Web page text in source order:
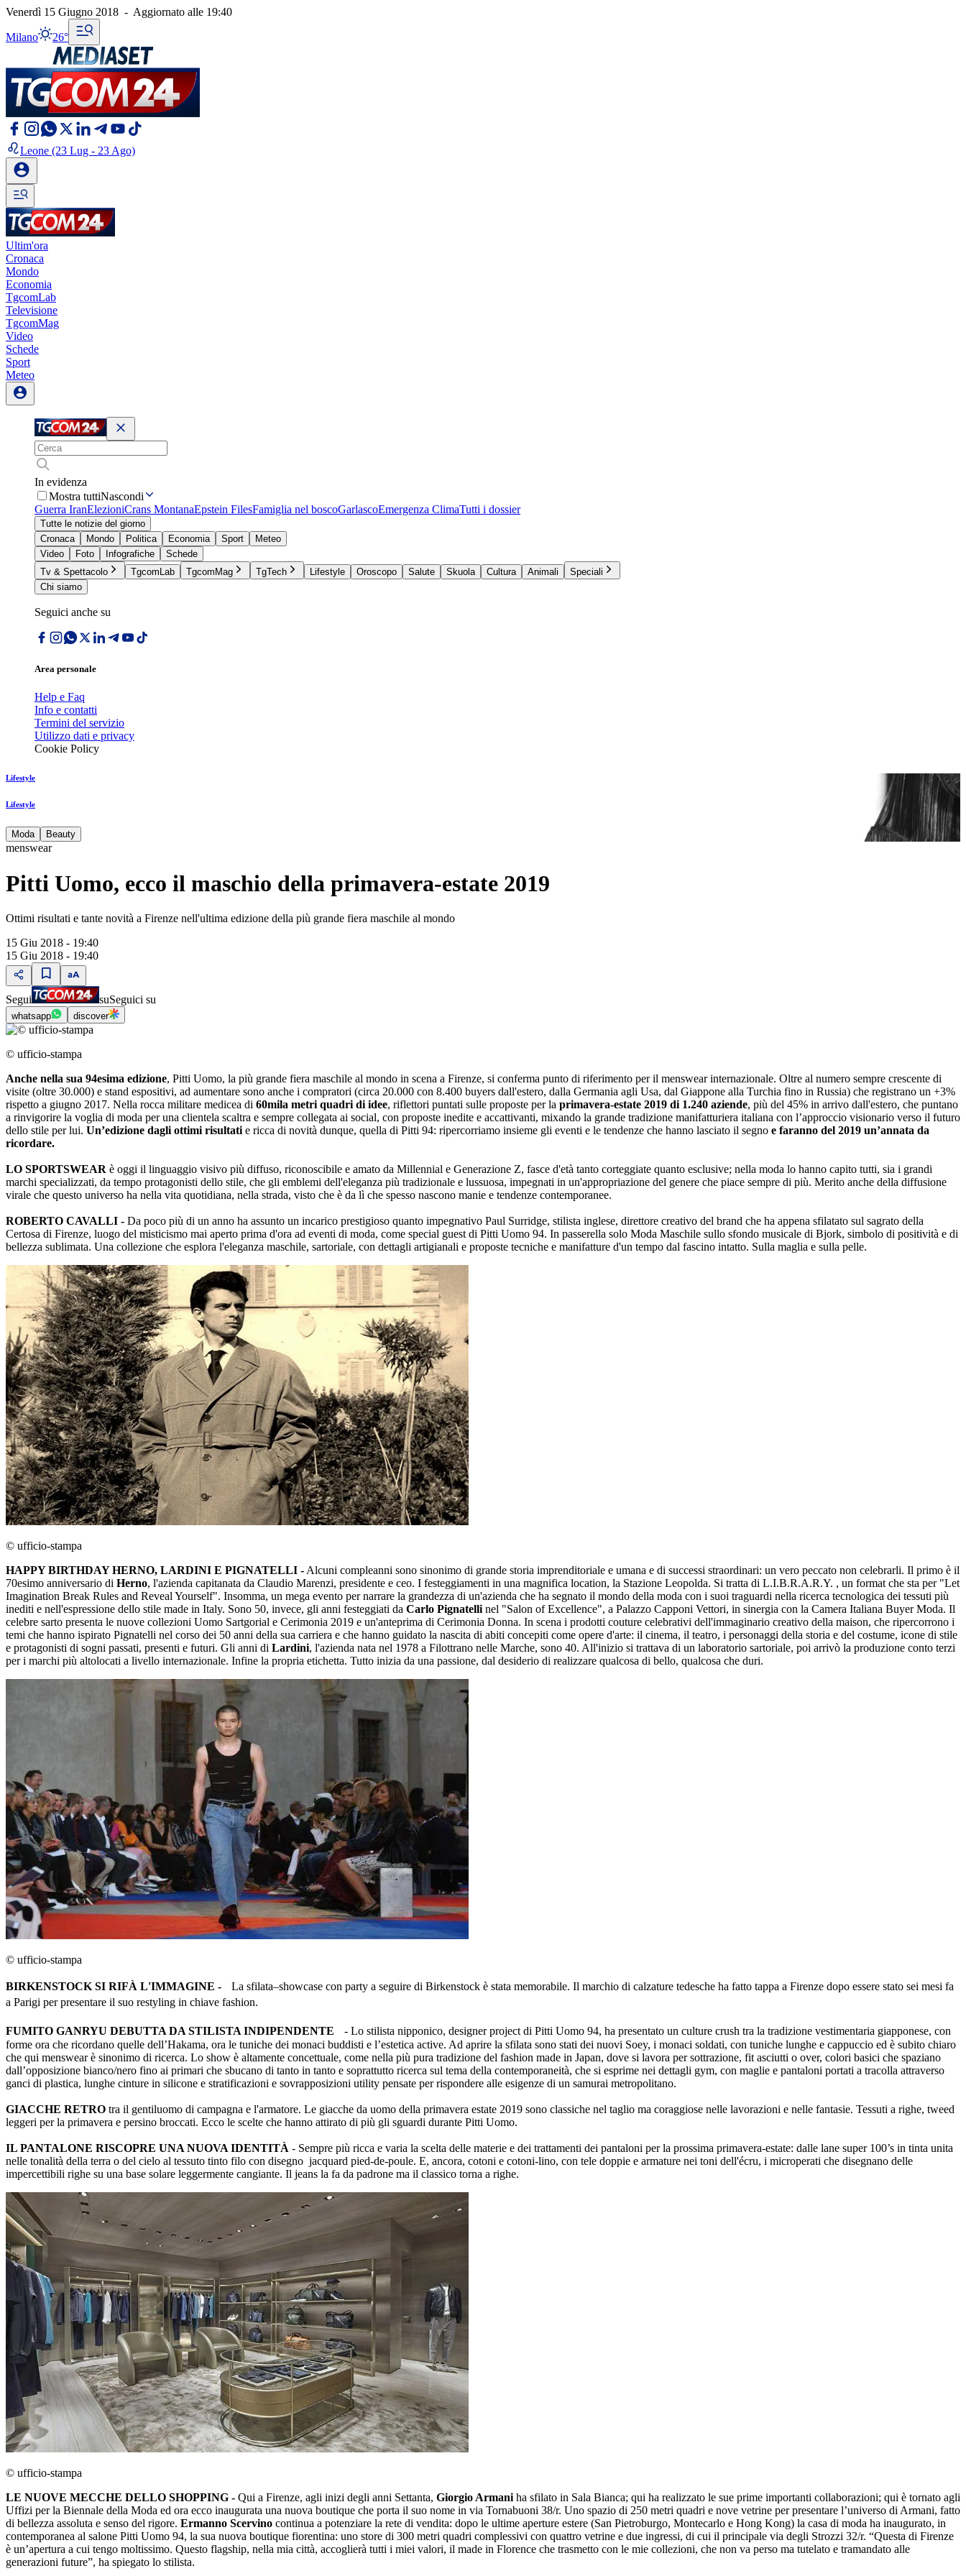
Venerdì 15 Giugno 2018 - Aggiornato alle 19:40
Milano 26°
Leone (23 Lug - 23 Ago)
Ultim'ora
Cronaca
Mondo
Economia
TgcomLab
Televisione
TgcomMag
Video
Schede
Sport
Meteo
In evidenza
Mostra tuttiNascondi
Guerra IranElezioniCrans MontanaEpstein FilesFamiglia nel boscoGarlascoEmergenza ClimaTutti i dossier
Tutte le notizie del giorno
Cronaca
Mondo Politica Economia Sport
Meteo
Video
Foto Infografiche
Schede
Tv & Spettacolo
TgcomLab TgcomMag TgTech Lifestyle Oroscopo Salute Skuola Cultura Animali
Speciali
Chi siamo
Seguici anche su
Area personale
Help e Faq
Info e contatti
Termini del servizio
Utilizzo dati e privacy
Cookie Policy
Lifestyle
Lifestyle
Moda Beauty
menswear
Pitti Uomo, ecco il maschio della primavera-estate 2019
Ottimi risultati e tante novità a Firenze nell'ultima edizione della più grande fiera maschile al mondo
15 Giu 2018 - 19:40
15 Giu 2018 - 19:40
Segui suSeguici su
whatsapp discover
© ufficio-stampa
Anche nella sua 94esima edizione, Pitti Uomo, la più grande fiera maschile al mondo in scena a Firenze, si conferma punto di riferimento per il menswear internazionale. Oltre al numero sempre crescente di
visite (oltre 30.000) e stand espositivi, ad aumentare sono anche i compratori (circa 20.000 con 8.400 buyers dall'estero, dalla Germania agli Usa, dal Giappone alla Turchia fino in Russia) che registrano un +3%
rispetto a giugno 2017. Nella rocca militare medicea di 60mila metri quadri di idee, riflettori puntati sulle proposte per la primavera-estate 2019 di 1.240 aziende, più del 45% in arrivo dall'estero, che puntano
a rinvigorire la voglia di moda per una clientela scaltra e sempre collegata ai social, con proposte inedite e accattivanti, mixando la grande tradizione manifatturiera italiana con l’approccio visionario verso il futuro
dello stile per lui. Un’edizione dagli ottimi risultati e ricca di novità dunque, quella di Pitti 94: ripercorriamo insieme gli eventi e le tendenze che hanno lasciato il segno e faranno del 2019 un’annata da
ricordare.
LO SPORTSWEAR è oggi il linguaggio visivo più diffuso, riconoscibile e amato da Millennial e Generazione Z, fasce d'età tanto corteggiate quanto esclusive; nella moda lo hanno capito tutti, sia i grandi
marchi specializzati, da tempo protagonisti dello stile, che gli emblemi dell'eleganza più tradizionale e lussuosa, impegnati in un'appropriazione del genere che piace sempre di più. Merito anche della diffusione
virale che questo universo ha nella vita quotidiana, nella strada, visto che è da lì che spesso nascono manie e tendenze contemporanee.
ROBERTO CAVALLI - Da poco più di un anno ha assunto un incarico prestigioso quanto impegnativo Paul Surridge, stilista inglese, direttore creativo del brand che ha appena sfilatato sul sagrato della
Certosa di Firenze, luogo del misticismo mai aperto prima d'ora ad eventi di moda, come special guest di Pitti Uomo 94. In passerella solo Moda Maschile sullo sfondo musicale di Bjork, simbolo di positività e di
bellezza sublimata. Una collezione che esplora l'eleganza maschile, sartoriale, con dettagli artigianali e proposte tecniche e manifatture d'un tempo dal fascino intatto. Sulla maglia e sulla pelle.
© ufficio-stampa
HAPPY BIRTHDAY HERNO, LARDINI E PIGNATELLI - Alcuni compleanni sono sinonimo di grande storia imprenditoriale e umana e di successi straordinari: un vero peccato non celebrarli. Il primo è il
70esimo anniversario di Herno, l'azienda capitanata da Claudio Marenzi, presidente e ceo. I festeggiamenti in una magnifica location, la Stazione Leopolda. Si tratta di L.I.B.R.A.R.Y. , un format che sta per "Let
Imagination Break Rules and Reveal Yourself". Insomma, un mega evento per narrare la grandezza di un'azienda che ha segnato il mondo della moda con i suoi traguardi nella ricerca tecnologica dei tessuti più
inediti e nell'espressione dello stile made in Italy. Sono 50, invece, gli anni festeggiati da Carlo Pignatelli nel "Salon of Excellence", a Palazzo Capponi Vettori, in sinergia con la Camera Italiana Buyer Moda. Il
celebre sarto presenta le nuove collezioni Uomo Sartgorial e Cerimonia 2019 e un'anteprima di Cerimonia Donna. In scena i prodotti couture celebrativi dell'immaginario creativo della maison, che ripercorrono i
temi che hanno ispirato Pignatelli nel corso dei 50 anni della sua carriera e che hanno guidato la nascita di abiti concepiti come opere d'arte: il cinema, il teatro, i personaggi della storia e del costume, icone di stile
e protagonisti di sogni passati, presenti e futuri. Gli anni di Lardini, l'azienda nata nel 1978 a Filottrano nelle Marche, sono 40. All'inizio si trattava di un laboratorio sartoriale, poi arrivò la produzione conto terzi
per i marchi più altolocati a livello internazionale. Infine la propria etichetta. Tutto inizia da una passione, dal desiderio di realizzare qualcosa di bello, qualcosa che duri.
© ufficio-stampa
BIRKENSTOCK SI RIFÀ L'IMMAGINE - La sfilata–showcase con party a seguire di Birkenstock è stata memorabile. Il marchio di calzature tedesche ha fatto tappa a Firenze dopo essere stato sei mesi fa
a Parigi per presentare il suo restyling in chiave fashion.
FUMITO GANRYU DEBUTTA DA STILISTA INDIPENDENTE - Lo stilista nipponico, designer project di Pitti Uomo 94, ha presentato un culture crush tra la tradizione vestimentaria giapponese, con
forme ora che ricordano quelle dell’Hakama, ora le tuniche dei monaci buddisti e l’estetica active. Ad aprire la sfilata sono stati dei nuovi Soey, i monaci soldati, con tuniche lunghe e cappuccio ed è subito chiaro
che qui menswear è sinonimo di ricerca. Lo show è altamente concettuale, come nella più pura tradizione del fashion made in Japan, dove si lavora per sottrazione, fit asciutti o over, colori basici che spaziano
dall’opposizione bianco/nero fino ai primari che sbucano di tanto in tanto e soprattutto ricerca sul tema della contemporaneità, che si esprime nei dettagli gym, con maglie e pantaloni portati a tracolla attraverso
ganci di plastica, lunghe cinture in silicone e stratificazioni e sovrapposizioni utility pensate per rispondere alle esigenze di un samurai metropolitano.
GIACCHE RETRO tra il gentiluomo di campagna e l'armatore. Le giacche da uomo della primavera estate 2019 sono classiche nel taglio ma coraggiose nelle lavorazioni e nelle fantasie. Tessuti a righe, tweed
leggeri per la primavera e persino broccati. Ecco le scelte che hanno attirato di più gli sguardi durante Pitti Uomo.
IL PANTALONE RISCOPRE UNA NUOVA IDENTITÀ - Sempre più ricca e varia la scelta delle materie e dei trattamenti dei pantaloni per la prossima primavera-estate: dalle lane super 100’s in tinta unita
nelle tonalità della terra o del cielo al tessuto tinto filo con disegno jacquard pied-de-poule. E, ancora, cotoni e cotoni-lino, con tele doppie e armature nei toni dell'écru, i microperati che disegnano delle
impercettibili righe su una base solare leggermente cangiante. Il jeans la fa da padrone ma il classico torna a righe.
© ufficio-stampa
LE NUOVE MECCHE DELLO SHOPPING - Qui a Firenze, agli inizi degli anni Settanta, Giorgio Armani ha sfilato in Sala Bianca; qui ha realizzato le sue prime importanti collaborazioni; qui è tornato agli
Uffizi per la Biennale della Moda ed ora ecco inaugurata una nuova boutique che porta il suo nome in via Tornabuoni 38/r. Uno spazio di 250 metri quadri e nove vetrine per presentare l’universo di Armani, fatto
di bellezza assoluta e senso del rigore. Ermanno Scervino continua a potenziare la rete di vendita: dopo le ultime aperture estere (San Pietroburgo, Montecarlo e Hong Kong) la casa di moda ha inaugurato, in
contemporanea al salone Pitti Uomo 94, la sua nuova boutique fiorentina: uno store di 300 metri quadri complessivi con quattro vetrine e due ingressi, di cui il principale via degli Strozzi 32/r. “Questa di Firenze
è un’apertura a cui tengo moltissimo. Questo flagship, nella mia città, accoglierà tutti i miei valori, il made in Florence che trasmetto con le mie collezioni, che non va perso ma tutelato e tramandato alle
generazioni future”, ha spiegato lo stilista.